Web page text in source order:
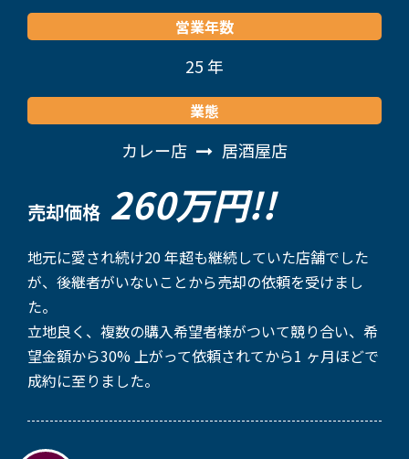
営業年数
25 年
業態
カレー店 居酒屋店
売却価格 260万円!!
地元に愛され続け20 年超も継続していた店舗でした
が、後継者がいないことから売却の依頼を受けまし
た。
立地良く、複数の購入希望者様がついて競り合い、希
望金額から30% 上がって依頼されてから1 ヶ月ほどで
成約に至りました。